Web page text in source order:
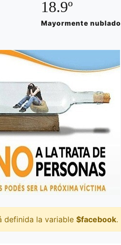
18.9º
Mayormente nublado
definida la variable $facebook.